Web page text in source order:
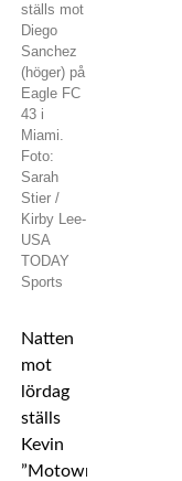
ställs mot
Diego
Sanchez
(höger) på
Eagle FC
43 i
Miami.
Foto:
Sarah
Stier /
Kirby Lee-
USA
TODAY
Sports
Natten
mot
lördag
ställs
Kevin
”Motown